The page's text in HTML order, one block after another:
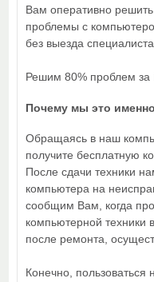
Вам оперативно
проблемы с
без выезда
Решим 80% проблем за
Почему мы это
Обращаясь в наш
получите бесплатную
После сдачи техники
компьютера на
сообщим Вам, когда
компьютерной техники
после ремонта,
Конечно, пользоваться